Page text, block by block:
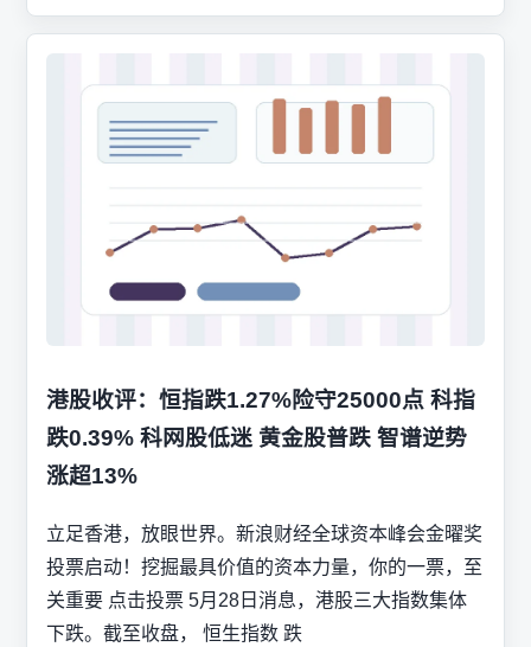
港股收评：恒指跌1.27%险守25000点 科指
跌0.39% 科网股低迷 黄金股普跌 智谱逆势
涨超13%
立足香港，放眼世界。新浪财经全球资本峰会金曜奖
投票启动！挖掘最具价值的资本力量，你的一票，至
关重要 点击投票 5月28日消息，港股三大指数集体
下跌。截至收盘， 恒生指数 跌